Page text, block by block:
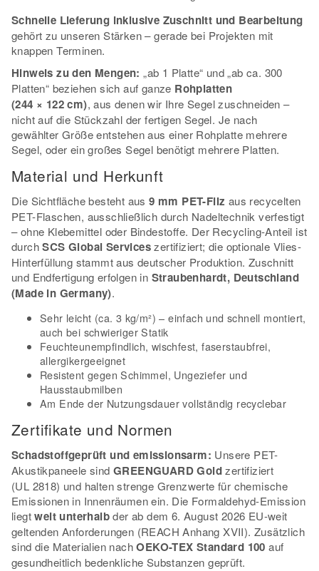
Schnelle Lieferung inklusive Zuschnitt und Bearbeitung
gehört zu unseren Stärken – gerade bei Projekten mit
knappen Terminen.
Hinweis zu den Mengen: „ab 1 Platte“ und „ab ca. 300
Platten“ beziehen sich auf ganze Rohplatten
(244 × 122 cm), aus denen wir Ihre Segel zuschneiden –
nicht auf die Stückzahl der fertigen Segel. Je nach
gewählter Größe entstehen aus einer Rohplatte mehrere
Segel, oder ein großes Segel benötigt mehrere Platten.
Material und Herkunft
Die Sichtfläche besteht aus9 mm PET-Filz aus recycelten
PET-Flaschen, ausschließlich durch Nadeltechnik verfestigt
– ohne Klebemittel oder Bindestoffe. Der Recycling-Anteil ist
durchSCS Global Serviceszertifiziert; die optionale Vlies-
Hinterfüllung stammt aus deutscher Produktion. Zuschnitt
und Endfertigung erfolgen in Straubenhardt, Deutschland
(Made in Germany).
Sehr leicht (ca. 3 kg/m²) – einfach und schnell montiert,
auch bei schwieriger Statik
Feuchteunempfindlich, wischfest, faserstaubfrei,
allergikergeeignet
Resistent gegen Schimmel, Ungeziefer und
Hausstaubmilben
Am Ende der Nutzungsdauer vollständig recyclebar
Zertifikate und Normen
Schadstoffgeprüft und emissionsarm: Unsere PET-
Akustikpaneele sind GREENGUARD Goldzertifiziert
(UL 2818) und halten strenge Grenzwerte für chemische
Emissionen in Innenräumen ein. Die Formaldehyd-Emission
liegtweit unterhalbder ab dem 6. August 2026 EU-weit
geltenden Anforderungen (REACH Anhang XVII). Zusätzlich
sind die Materialien nachOEKO-TEX Standard 100 auf
gesundheitlich bedenkliche Substanzen geprüft.